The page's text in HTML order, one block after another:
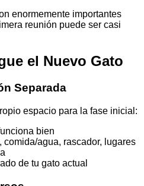
enormemente importantes
reunión puede ser casi
el Nuevo Gato
Separada
espacio para la fase inicial:
bien
comida/agua, rascador, lugares
de tu gato actual